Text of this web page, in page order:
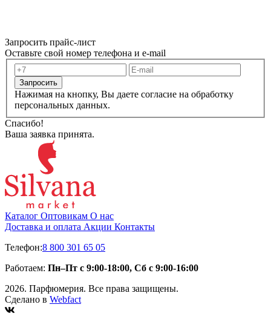
Запросить прайс-лист
Оставьте свой номер телефона и e-mail
Запросить
Нажимая на кнопку, Вы даете согласие на обработку
персональных данных.
Спасибо!
Ваша заявка принята.
Каталог Оптовикам О нас
Доставка и оплата Акции Контакты
Телефон:8 800 301 65 05
Работаем: Пн–Пт с 9:00-18:00, Сб с 9:00-16:00
2026. Парфюмерия. Все права защищены.
Сделано в Webfact